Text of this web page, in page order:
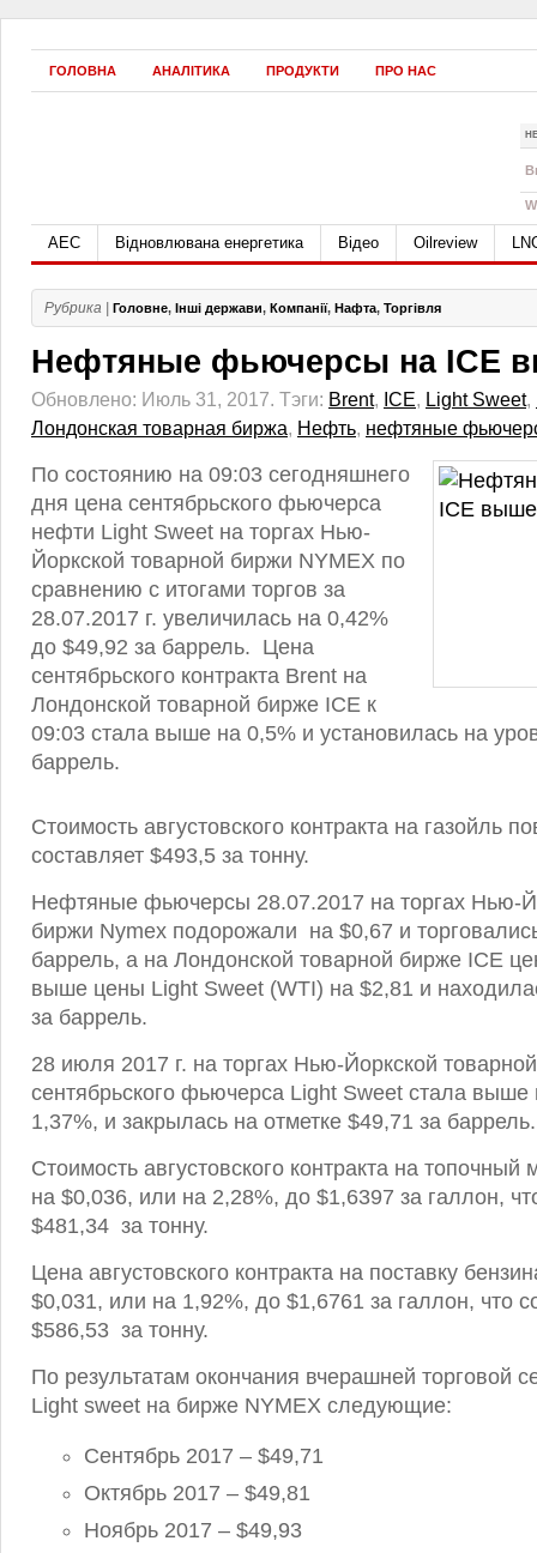
ГОЛОВНА АНАЛІТИКА ПРОДУКТИ ПРО НАС
АЕС Відновлювана енергетика Відео Oilreview
Рубрика | Головне, Інші держави, Компанії, Нафта, Торгівля
Нефтяные фьючерсы на ICE
Обновлено: Июль 31, 2017. Тэги: Brent, ICE, Light Sweet,
Лондонская товарная биржа, Нефть, нефтяные
По состоянию на 09:03 сегодняшнего
дня цена сентябрьского фьючерса
нефти Light Sweet на торгах Нью-
Йоркской товарной биржи NYMEX по
сравнению с итогами торгов за
28.07.2017 г. увеличилась на 0,42%
до $49,92 за баррель. Цена
сентябрьского контракта Brent на
Лондонской товарной бирже ICE к
09:03 стала выше на 0,5% и установилась на
баррель.
Стоимость августовского контракта на газойль
составляет $493,5 за тонну.
Нефтяные фьючерсы 28.07.2017 на торгах Нью-
биржи Nymex подорожали на $0,67 и
баррель, а на Лондонской товарной бирже ICE
выше цены Light Sweet (WTI) на $2,81 и
за баррель.
28 июля 2017 г. на торгах Нью-Йоркской
сентябрьского фьючерса Light Sweet стала
1,37%, и закрылась на отметке $49,71 за баррель.
Стоимость августовского контракта на топочный
на $0,036, или на 2,28%, до $1,6397 за галлон,
$481,34 за тонну.
Цена августовского контракта на поставку
$0,031, или на 1,92%, до $1,6761 за галлон, что
$586,53 за тонну.
По результатам окончания вчерашней торговой
Light sweet на бирже NYMEX следующие:
Сентябрь 2017 – $49,71
Октябрь 2017 – $49,81
Ноябрь 2017 – $49,93